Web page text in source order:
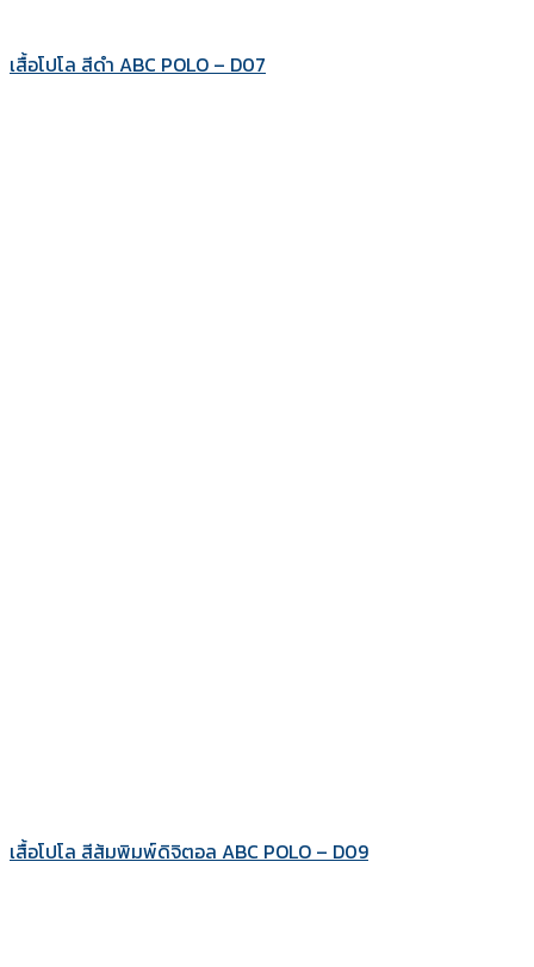
เสื้อโปโล สีดำ ABC POLO – D07
เสื้อโปโล สีส้มพิมพ์ดิจิตอล ABC POLO – D09